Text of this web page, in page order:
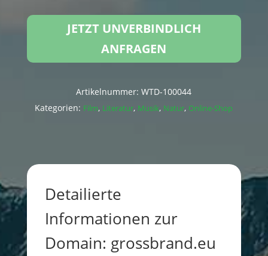
JETZT UNVERBINDLICH
ANFRAGEN
Artikelnummer:WTD-100044
Kategorien: Film, Literatur, Musik, Natur, Online-Shop
Detailierte
Informationen zur
Domain: grossbrand.eu